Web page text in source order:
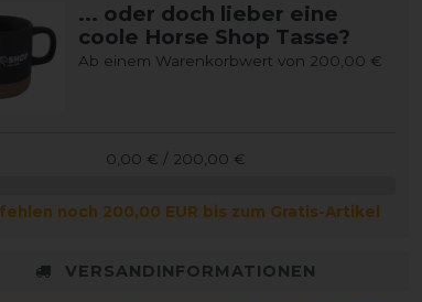
... oder doch lieber eine
coole Horse Shop Tasse?
Ab einem Warenkorbwert von 200,00 €
0,00 € / 200,00 €
noch 200,00 EUR bis zum Gratis-Artikel
VERSANDINFORMATIONEN